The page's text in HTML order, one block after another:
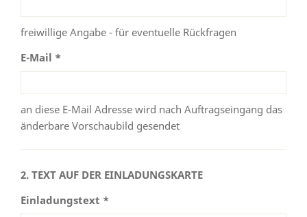
freiwillige Angabe - für eventuelle Rückfragen
E-Mail *
an diese E-Mail Adresse wird nach Auftragseingang das
änderbare Vorschaubild gesendet
2. TEXT AUF DER EINLADUNGSKARTE
Einladungstext *